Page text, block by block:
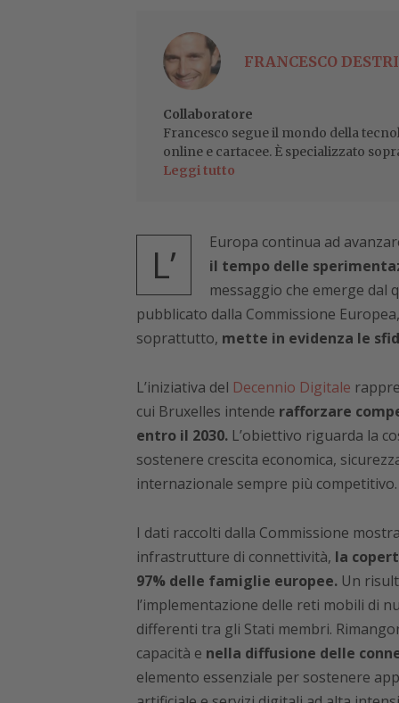
FRANCESCO DESTRI
Collaboratore
Francesco segue il mondo della
online e cartacee. È specializzato
Leggi tutto
L’ Europa continua ad
il tempo delle
messaggio che emerge
pubblicato dalla Commissione
soprattutto, mette in evidenza le
L’iniziativa del Decennio Digitale
cui Bruxelles intende rafforzare
entro il 2030.L’obiettivo riguarda la
sostenere crescita economica,
internazionale sempre più competitivo.
I dati raccolti dalla Commissione
infrastrutture di connettività, la
97% delle famiglie europee.Un
l’implementazione delle reti mobili di
differenti tra gli Stati membri.
capacità e nella diffusione delle
elemento essenziale per sostenere